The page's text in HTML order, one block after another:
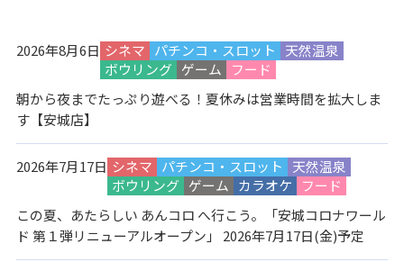
2026年8月6日 シネマ パチンコ・スロット
天然温泉
ボウリング ゲーム
フード
朝から夜までたっぷり遊べる！夏休みは営業時間を拡大しま
す【安城店】
2026年7月17日 シネマ パチンコ・スロット
天然温泉
ボウリング ゲーム カラオケ
フード
この夏、あたらしい あんコロ へ行こう。「安城コロナワール
ド 第１弾リニューアルオープン」 2026年7月17日(金)予定